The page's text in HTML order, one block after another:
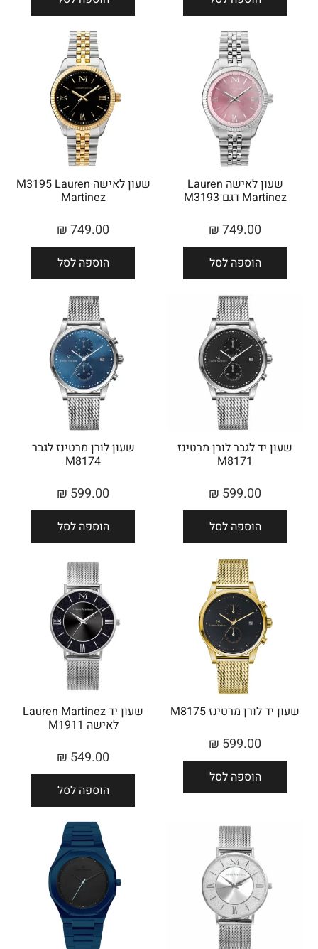
שעון לאישה Lauren
Martinez דגם M3193
749.00
₪
הוספה לסל
שעון לאישה M3195 Lauren
Martinez
749.00
₪
הוספה לסל
שעון יד לגבר לורן מרטינז
M8171
599.00
₪
הוספה לסל
שעון לורן מרטינז לגבר
M8174
599.00
₪
הוספה לסל
שעון יד לורן מרטינז M8175
599.00
₪
הוספה לסל
שעון יד Lauren Martinez
לאישה M1911
549.00
₪
הוספה לסל